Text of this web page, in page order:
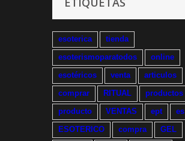
esoterica
tienda
esoterismoparatodos
online
esotéricos
venta
articulos
comprar
RITUAL
productos
producto
VENTAS ept
es
ESOTERICO
compra
GEL